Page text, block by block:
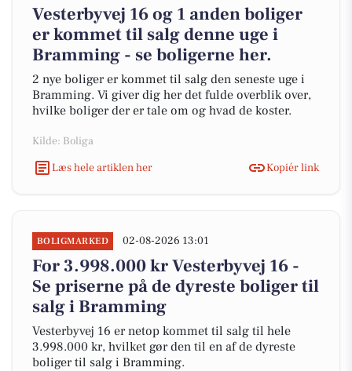
Vesterbyvej 16 og 1 anden boliger
er kommet til salg denne uge i
Bramming - se boligerne her.
2 nye boliger er kommet til salg den seneste uge i
Bramming. Vi giver dig her det fulde overblik over,
hvilke boliger der er tale om og hvad de koster.
Kilde: Boliga
Læs hele artiklen her
Kopiér link
BOLIGMARKED 02-08-2026 13:01
For 3.998.000 kr Vesterbyvej 16 -
Se priserne på de dyreste boliger til
salg i Bramming
Vesterbyvej 16 er netop kommet til salg til hele
3.998.000 kr, hvilket gør den til en af de dyreste
boliger til salg i Bramming.